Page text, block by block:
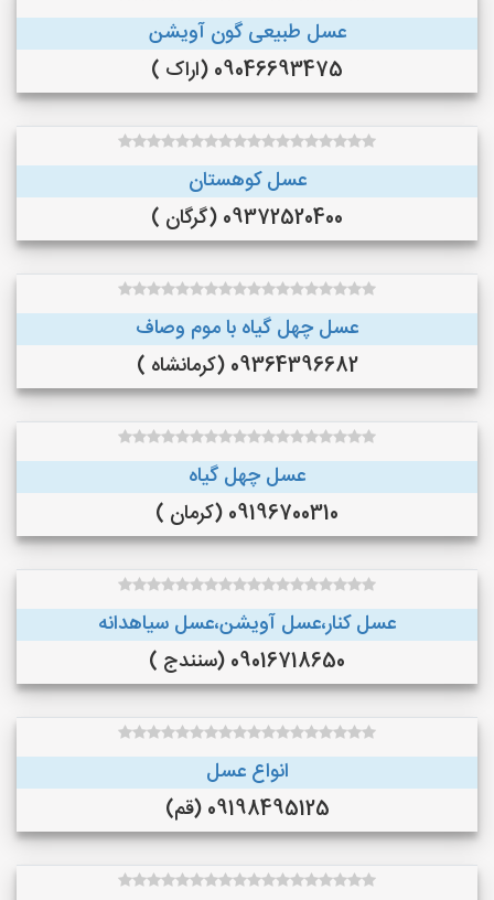
عسل طبیعی گون آویشن
09046693475 (اراک )
عسل کوهستان
09372520400 (گرگان )
عسل چهل گیاه با موم وصاف
09364396682 (کرمانشاه )
عسل چهل گیاه
09196700310 (کرمان )
عسل کنار،عسل آویشن،عسل سیاهدانه
09016718650 (سنندج )
انواع عسل
09198495125 (قم)